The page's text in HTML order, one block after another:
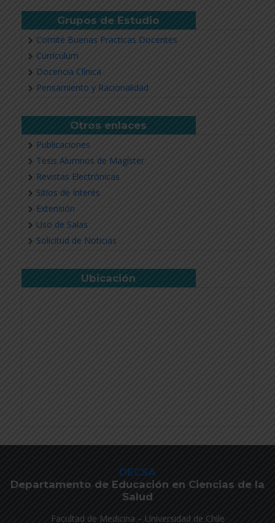
Grupos de Estudio
Comité Buenas Practicas Docentes
Currículum
Docencia Clínica
Pensamiento y Racionalidad
Otros enlaces
Publicaciones
Tesis Alumnos de Magíster
Revistas Electrónicas
Sitios de Interés
Extensión
Uso de Salas
Solicitud de Noticias
Ubicación
DECSA
Departamento de Educación en Ciencias de la
Salud
Facultad de Medicina – Universidad de Chile